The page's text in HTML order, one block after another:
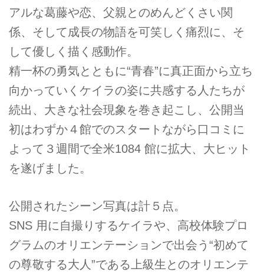
アルな葛藤や恋、⽗親とのめんどくさい関
係、そして成⻑の物語を可笑しく痛烈に、そ
して優しく描く感動作。
精⼀杯の勇気とともに“⻘春”に真正⾯から⽴ち
向かっていくケイラの姿に共感する⼈たちが
続出、⼤きな社会現象を巻き起こし、公開当
初はわずか４館でのスタートながら⼝コミに
よって３週間で全⽶1084 館に拡⼤、⼤ヒット
を遂げました。
公開されたシーン写真は計５点。
SNS ⽤に⾃撮りするケイラや、⾼校体験プロ
グラムのオリエンテーションで出会う“初めて
の尊敬する⼤⼈”である上級⽣とのオリエンテ